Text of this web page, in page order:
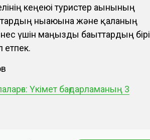
кеңеюі туристер ағынының
нығаюына және қаланың
үшін маңызды бағыттардың бірі
етпек.
Үкімет бағдарламаның 3